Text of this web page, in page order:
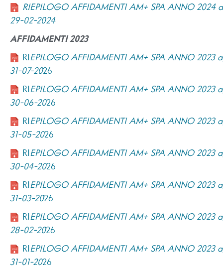
RIEPILOGO AFFIDAMENTI AM+ SPA ANNO 2024
29-02-2024
AFFIDAMENTI 2023
RI EPILOGO AFFIDAMENTI AM+ SPA ANNO 2023
31-07-2026
RI EPILOGO AFFIDAMENTI AM+ SPA ANNO 2023
30-06-2026
RI EPILOGO AFFIDAMENTI AM+ SPA ANNO 2023
31-05-2026
RI EPILOGO AFFIDAMENTI AM+ SPA ANNO 2023
30-04-2026
RI EPILOGO AFFIDAMENTI AM+ SPA ANNO 2023
31-03-2026
RI EPILOGO AFFIDAMENTI AM+ SPA ANNO 2023
28-02-2026
RI EPILOGO AFFIDAMENTI AM+ SPA ANNO 2023
31-01-2026